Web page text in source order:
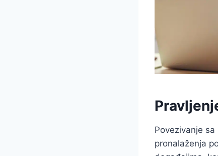
Povezivanje
pronalaženja